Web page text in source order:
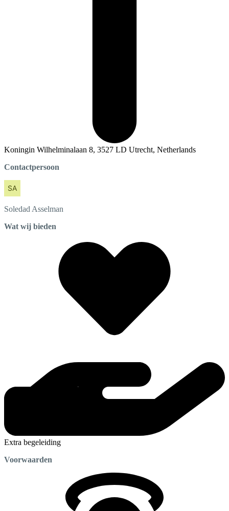
Koningin Wilhelminalaan 8, 3527 LD Utrecht, Netherlands
Contactpersoon
Soledad Asselman
Wat wij bieden
Extra begeleiding
Voorwaarden